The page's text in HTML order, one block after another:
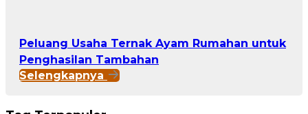
Peluang Usaha Ternak Ayam Rumahan untuk
Penghasilan Tambahan
Selengkapnya